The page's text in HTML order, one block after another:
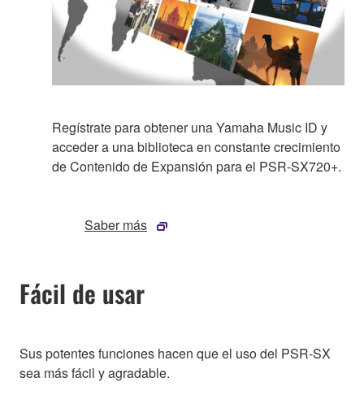
Regístrate para obtener una Yamaha Music ID y
acceder a una biblioteca en constante crecimiento
de Contenido de Expansión para el PSR-SX720+.
Saber más
Fácil de usar
Sus potentes funciones hacen que el uso del PSR-SX
sea más fácil y agradable.